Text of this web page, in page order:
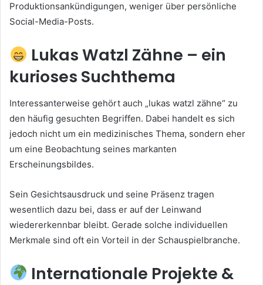
Produktionsankündigungen, weniger über persönliche
Social-Media-Posts.
Lukas Watzl Zähne – ein
kurioses Suchthema
Interessanterweise gehört auch „lukas watzl zähne“ zu
den häufig gesuchten Begriffen. Dabei handelt es sich
jedoch nicht um ein medizinisches Thema, sondern eher
um eine Beobachtung seines markanten
Erscheinungsbildes.
Sein Gesichtsausdruck und seine Präsenz tragen
wesentlich dazu bei, dass er auf der Leinwand
wiedererkennbar bleibt. Gerade solche individuellen
Merkmale sind oft ein Vorteil in der Schauspielbranche.
Internationale Projekte &